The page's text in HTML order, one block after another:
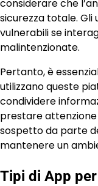
considerare che
sicurezza totale. Gli
vulnerabili se
malintenzionate.
Pertanto, è
utilizzano queste
condividere
prestare
sospetto da parte
mantenere un
Tipi di App